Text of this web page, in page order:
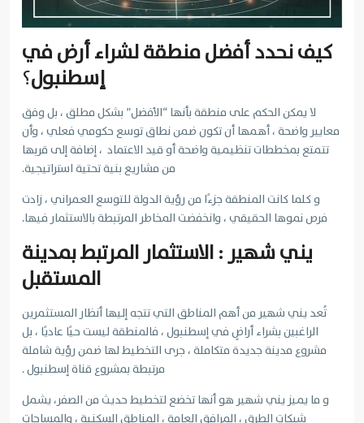
كيف نحدد أفضل منطقة لشراء أرض في
إسطنبول؟
لا يمكن الحكم على منطقة بأنها “الأفضل” بشكل مطلق ، بل وفق
معايير واضحة ، أهمها أن تكون ضمن نطاق توسع حكومي فعلي ، وأن
تتمتع بمخططات تنظيمية واضحة أو قيد الاعتماد ، إضافة إلى قربها
من مشاريع بنية تحتية استراتيجية.
و كلما كانت المنطقة جزءًا من رؤية الدولة للتوسع العمراني ، زادت
فرص نموها الحقيقي ، وانخفضت المخاطر المرتبطة بالاستثمار فيها.
يني شهير : الاستثمار المرتبط بمدينة
المستقبل
تُعد يني شهير من أهم المناطق التي تتجه إليها أنظار المستثمرين
الراغبين بشراء أراضٍ في إسطنبول ، فالمنطقة ليست حيًا عاديًا ، بل
مشروع مدينة جديدة متكاملة ، جرى التخطيط لها ضمن رؤية شاملة
مرتبطة بمشروع قناة إسطنبول .
و ما يميز يني شهير هو أنها تخضع لتخطيط حديث من الصفر، يشمل
شبكات الطرق ، المرافق العامة ، المناطق السكنية ، والمساحات